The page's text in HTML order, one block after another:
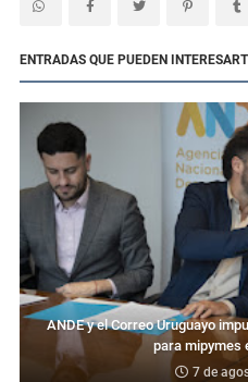
ENTRADAS QUE PUEDEN
ANDE y el Correo Uruguayo
para mipymes
7 de